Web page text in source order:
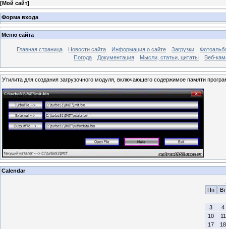
[Мой сайт]
Форма входа
Меню сайта
Главная страница Новости сайта Информация о сайте Загрузки
Погода
Документация Мысли, статьи, цитаты Веб-
Утилита для создания загрузочного модуля, включающего содержимое памяти
Calendar
Пн
Вт
3
4
10
11
17
18